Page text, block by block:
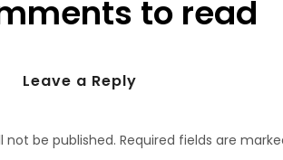
to read
Leave a Reply
not be published. Required fields are